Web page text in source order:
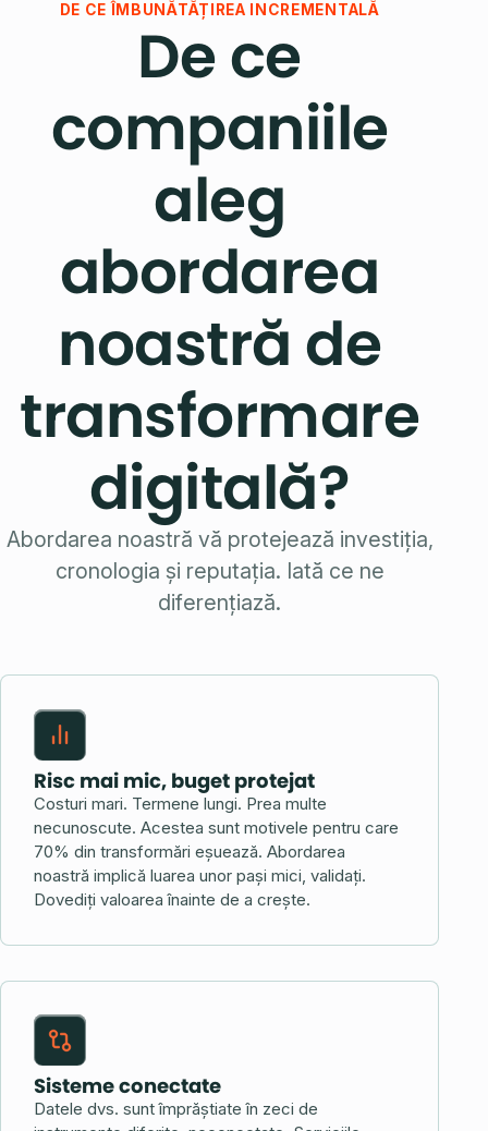
DE CE ÎMBUNĂTĂȚIREA INCREMENTALĂ
De ce
companiile
aleg
abordarea
noastră de
transformare
digitală?
Abordarea noastră vă protejează investiția,
cronologia și reputația. Iată ce ne
diferențiază.
Risc mai mic, buget protejat
Costuri mari. Termene lungi. Prea multe
necunoscute. Acestea sunt motivele pentru care
70% din transformări eșuează. Abordarea
noastră implică luarea unor pași mici, validați.
Dovediți valoarea înainte de a crește.
Sisteme conectate
Datele dvs. sunt împrăștiate în zeci de